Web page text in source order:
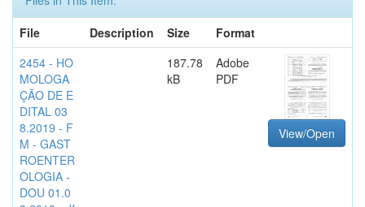
File
Description Size
Format
2454 - HO
MOLOGA
ÇÃO DE E
DITAL 03
8.2019 - F
M - GAST
ROENTER
OLOGIA -
DOU 01.0
187.78
kB
Adobe
PDF
View/Open